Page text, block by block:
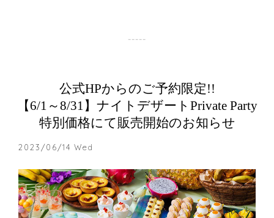
公式HPからのご予約限定!!
【6/1～8/31】ナイトデザートPrivate Party
特別価格にて販売開始のお知らせ
2023/06/14 Wed